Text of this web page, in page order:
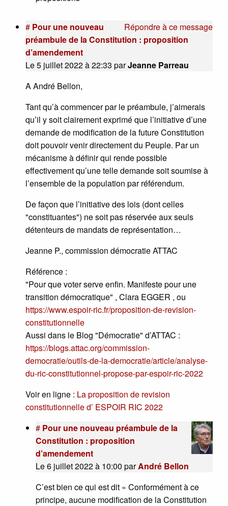
Répondre à ce message
# Pour une nouveau
préambule de la Constitution : proposition
d’amendement
Le 5 juillet 2022 à 22:33 parJeanne Parreau
A André Bellon,
Tant qu’à commencer par le préambule, j’aimerais
qu’il y soit clairement exprimé que l’initiative d’une
demande de modification de la future Constitution
doit pouvoir venir directement du Peuple. Par un
mécanisme à définir qui rende possible
effectivement qu’une telle demande soit soumise à
l’ensemble de la population par référendum.
De façon que l’initiative des lois (dont celles
"constituantes") ne soit pas réservée aux seuls
détenteurs de mandats de représentation…
Jeanne P., commission démocratie ATTAC
Référence :
"Pour que voter serve enfin. Manifeste pour une
transition démocratique" , Clara EGGER , ou
https://www.espoir-ric.fr/proposition-de-revision-
constitutionnelle
Aussi dans le Blog "Démocratie" d’ATTAC :
https://blogs.attac.org/commission-
democratie/outils-de-la-democratie/article/analyse-
du-ric-constitutionnel-propose-par-espoir-ric-2022
Voir en ligne : La proposition de revision
constitutionnelle d’ ESPOIR RIC 2022
# Pour une nouveau préambule de la
Constitution : proposition
d’amendement
Le 6 juillet 2022 à 10:00 parAndré Bellon
C’est bien ce qui est dit « Conformément à ce
principe, aucune modification de la Constitution